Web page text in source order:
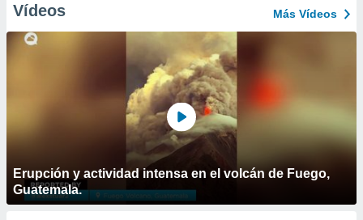
Vídeos Más Vídeos
Erupción y actividad intensa en el volcán de Fuego,
Guatemala.